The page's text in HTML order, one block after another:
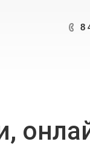
8